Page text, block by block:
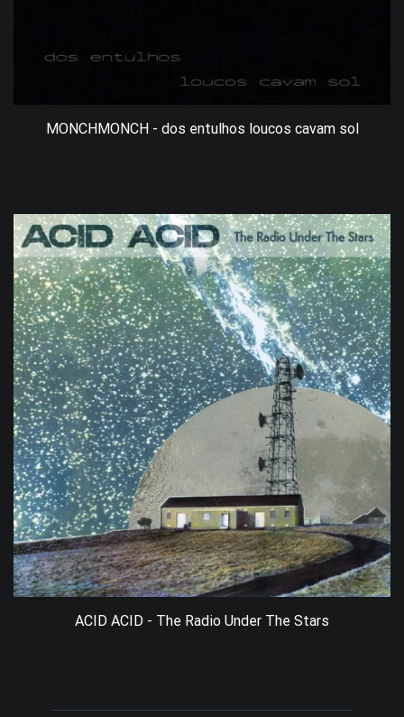
MONCHMONCH - dos entulhos loucos cavam sol
ACID ACID - The Radio Under The Stars